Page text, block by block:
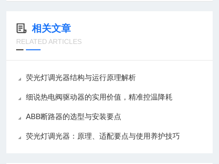
相关文章
RELATED ARTICLES
荧光灯调光器结构与运行原理解析
细说热电阀驱动器的实用价值，精准控温降耗
ABB断路器的选型与安装要点
荧光灯调光器：原理、适配要点与使用养护技巧